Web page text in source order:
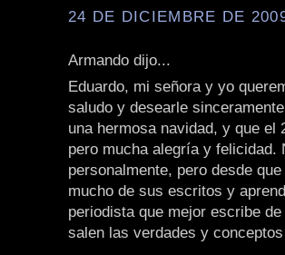
24 DE DICIEMBRE DE
Armando dijo...
Eduardo, mi señora y yo
saludo y desearle
una hermosa navidad, y que el
pero mucha alegría y felicidad.
personalmente, pero desde
mucho de sus escritos y
periodista que mejor escribe
salen las verdades y